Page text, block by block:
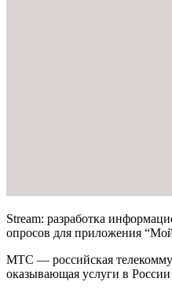
Stream: разработка
опросов для приложения
МТС — российская
оказывающая услуги в